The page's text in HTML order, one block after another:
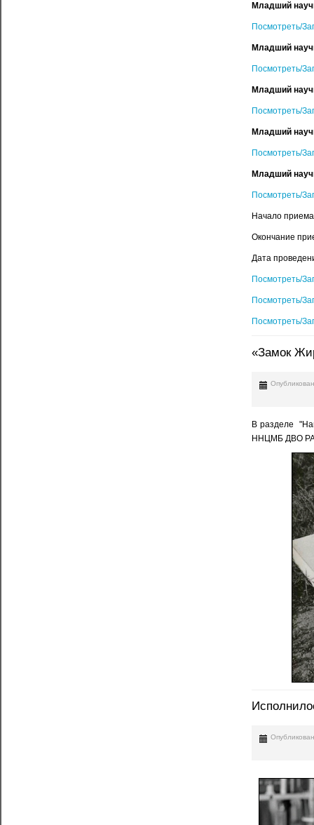
Младший
Посмотреть/
Младший
Посмотреть/
Младший
Посмотреть/
Младший
Посмотреть/
Младший
Посмотреть/
Начало
Окончание
Дата
Посмотреть/
Посмотреть/
Посмотреть/
«Замок
В разделе
ННЦМБ ДВО